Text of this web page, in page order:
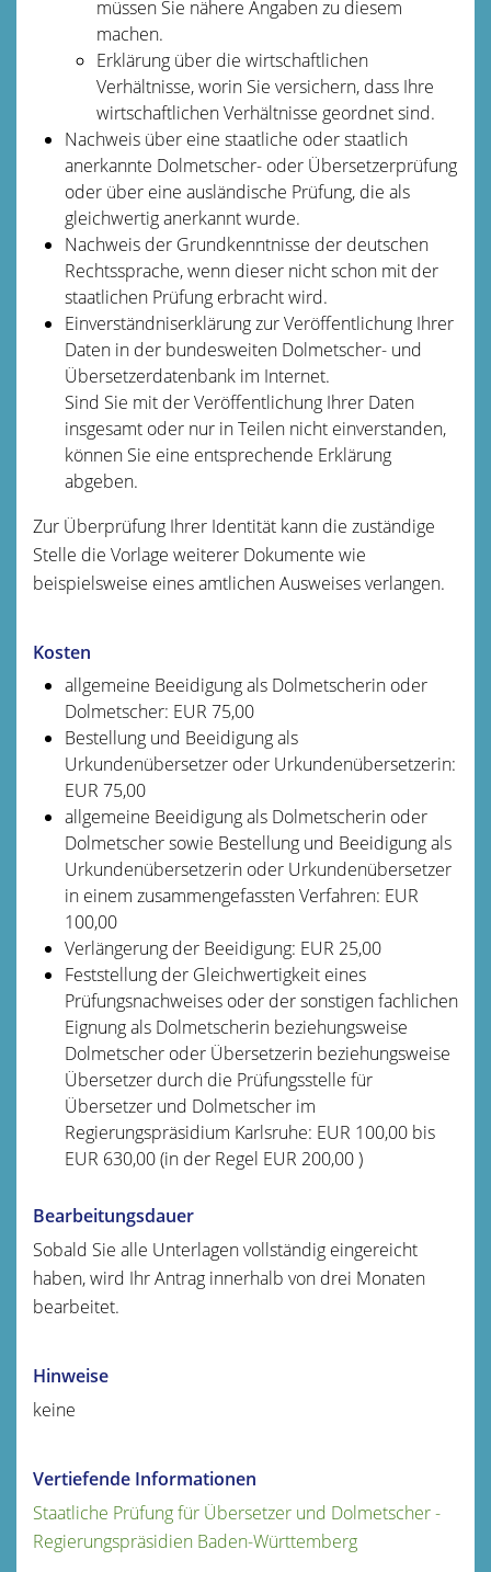
müssen Sie nähere Angaben zu diesem
machen.
Erklärung über die wirtschaftlichen
Verhältnisse, worin Sie versichern, dass Ihre
wirtschaftlichen Verhältnisse geordnet sind.
Nachweis über eine staatliche oder staatlich
anerkannte Dolmetscher- oder Übersetzerprüfung
oder über eine ausländische Prüfung, die als
gleichwertig anerkannt wurde.
Nachweis der Grundkenntnisse der deutschen
Rechtssprache, wenn dieser nicht schon mit der
staatlichen Prüfung erbracht wird.
Einverständniserklärung zur Veröffentlichung Ihrer
Daten in der bundesweiten Dolmetscher- und
Übersetzerdatenbank im Internet.
Sind Sie mit der Veröffentlichung Ihrer Daten
insgesamt oder nur in Teilen nicht einverstanden,
können Sie eine entsprechende Erklärung
abgeben.
Zur Überprüfung Ihrer Identität kann die zuständige
Stelle die Vorlage weiterer Dokumente wie
beispielsweise eines amtlichen Ausweises verlangen.
Kosten
allgemeine Beeidigung als Dolmetscherin oder
Dolmetscher: EUR 75,00
Bestellung und Beeidigung als
Urkundenübersetzer oder Urkundenübersetzerin:
EUR 75,00
allgemeine Beeidigung als Dolmetscherin oder
Dolmetscher sowie Bestellung und Beeidigung als
Urkundenübersetzerin oder Urkundenübersetzer
in einem zusammengefassten Verfahren: EUR
100,00
Verlängerung der Beeidigung: EUR 25,00
Feststellung der Gleichwertigkeit eines
Prüfungsnachweises oder der sonstigen fachlichen
Eignung als Dolmetscherin beziehungsweise
Dolmetscher oder Übersetzerin beziehungsweise
Übersetzer durch die Prüfungsstelle für
Übersetzer und Dolmetscher im
Regierungspräsidium Karlsruhe: EUR 100,00 bis
EUR 630,00 (in der Regel EUR 200,00 )
Bearbeitungsdauer
Sobald Sie alle Unterlagen vollständig eingereicht
haben, wird Ihr Antrag innerhalb von drei Monaten
bearbeitet.
Hinweise
keine
Vertiefende Informationen
Staatliche Prüfung für Übersetzer und Dolmetscher -
Regierungspräsidien Baden-Württemberg